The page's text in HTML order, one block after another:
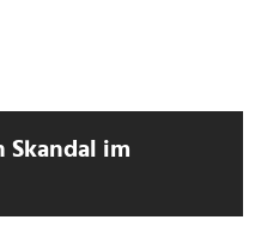
Skandal im